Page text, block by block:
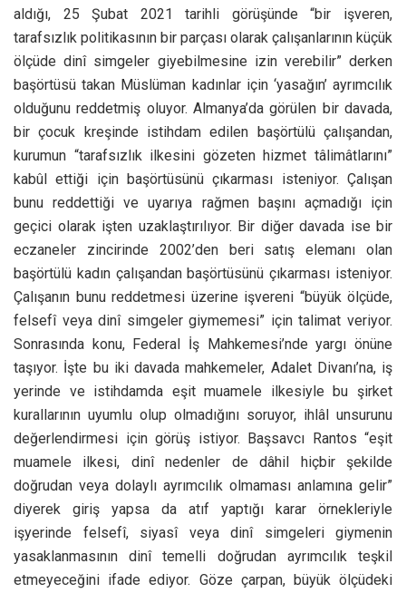
aldığı, 25 Şubat 2021 tarihli görüşünde “bir işveren,
tarafsızlık politikasının bir parçası olarak çalışanlarının küçük
ölçüde dinî simgeler giyebilmesine izin verebilir” derken
başörtüsü takan Müslüman kadınlar için ‘yasağın’ ayrımcılık
olduğunu reddetmiş oluyor. Almanya’da görülen bir davada,
bir çocuk kreşinde istihdam edilen başörtülü çalışandan,
kurumun “tarafsızlık ilkesini gözeten hizmet tâlimâtlarını”
kabûl ettiği için başörtüsünü çıkarması isteniyor. Çalışan
bunu reddettiği ve uyarıya rağmen başını açmadığı için
geçici olarak işten uzaklaştırılıyor. Bir diğer davada ise bir
eczaneler zincirinde 2002’den beri satış elemanı olan
başörtülü kadın çalışandan başörtüsünü çıkarması isteniyor.
Çalışanın bunu reddetmesi üzerine işvereni “büyük ölçüde,
felsefî veya dinî simgeler giymemesi” için talimat veriyor.
Sonrasında konu, Federal İş Mahkemesi’nde yargı önüne
taşıyor. İşte bu iki davada mahkemeler, Adalet Divanı’na, iş
yerinde ve istihdamda eşit muamele ilkesiyle bu şirket
kurallarının uyumlu olup olmadığını soruyor, ihlâl unsurunu
değerlendirmesi için görüş istiyor. Başsavcı Rantos “eşit
muamele ilkesi, dinî nedenler de dâhil hiçbir şekilde
doğrudan veya dolaylı ayrımcılık olmaması anlamına gelir”
diyerek giriş yapsa da atıf yaptığı karar örnekleriyle
işyerinde felsefî, siyasî veya dinî simgeleri giymenin
yasaklanmasının dinî temelli doğrudan ayrımcılık teşkil
etmeyeceğini ifade ediyor. Göze çarpan, büyük ölçüdeki